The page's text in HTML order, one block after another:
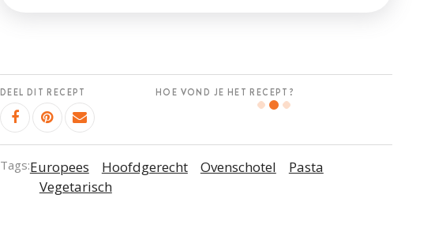
DEEL DIT RECEPT HOE VOND JE HET RECEPT?
Tags:Europees Hoofdgerecht Ovenschotel
Pasta
Vegetarisch